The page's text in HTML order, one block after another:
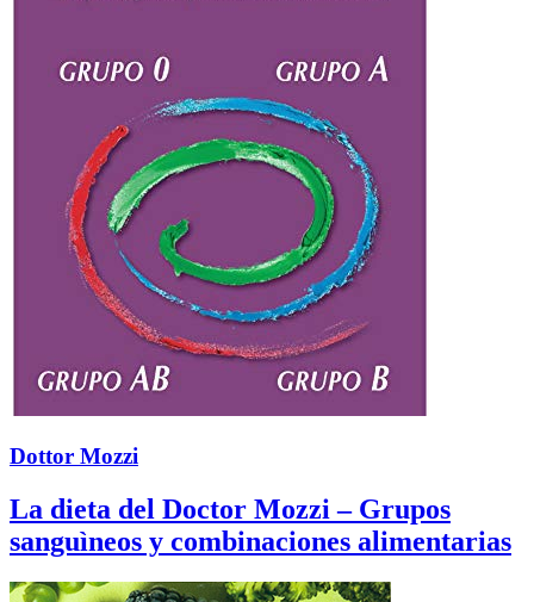
Dottor Mozzi
La dieta del Doctor Mozzi – Grupos
sanguìneos y combinaciones alimentarias